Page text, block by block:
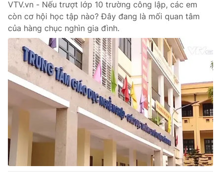
VTV.vn - Nếu trượt lớp 10 trường công lập, các em
còn cơ hội học tập nào? Đây đang là mối quan tâm
của hàng chục nghìn gia đình.